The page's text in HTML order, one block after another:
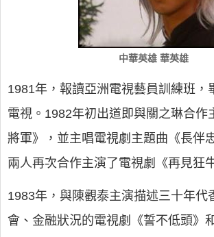
中華英雄 華英雄
1981年，報讀亞洲電視藝員訓練班，
電視。1982年初出道即與關之琳合作
將軍》，並主唱電視劇主題曲《長伴
兩人再次合作主演了電視劇《再見狂
1983年，與陳觀泰主演描述三十年代
會、金融狀況的電視劇《誓不低頭》